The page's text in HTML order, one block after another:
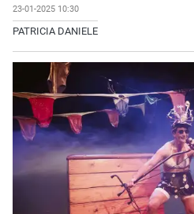
23-01-2025 10:30
PATRICIA DANIELE